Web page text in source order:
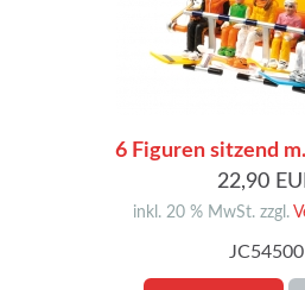
6 Figuren sitzend
22,90
inkl. 20 % MwSt. zzgl.
JC54500